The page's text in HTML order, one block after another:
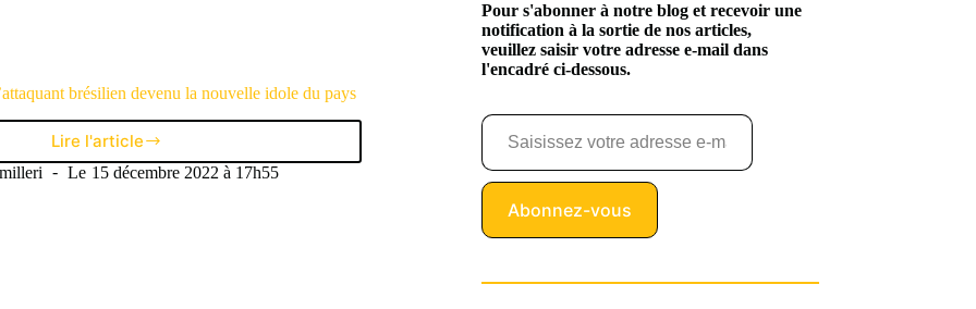
brésilien devenu la nouvelle idole du pays
Lire l'article
Qui
est
Le 15 décembre 2022 à 17h55
Pour s'abonner à notre blog et recevoir une
notification à la sortie de nos articles,
veuillez saisir votre adresse e-mail dans
l'encadré ci-dessous.
Saisissez votre adresse e-mail…
Abonnez-vous